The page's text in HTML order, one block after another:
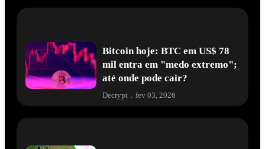
Bitcoin hoje: BTC em US$ 78
mil entra em "medo extremo";
até onde pode cair?
Decrypt . fev 03, 2026